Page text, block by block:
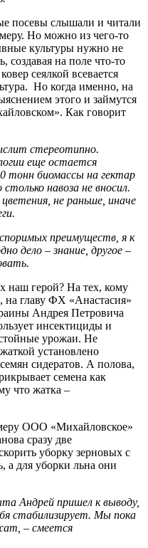
посевы слышали и читали
Но можно из чего-то
культуры нужно не
создавая на поле что-то
сеялкой всевается
Но когда именно, на
этого и займутся
Как говорит
стереотипно.
еще остается
тонн биомассы на гектар
навоза не вносил.
не раньше, иначе
преимуществ, я к
дело – знание, другое –
наш герой? На тех, кому
на главу ФХ «Анастасия»
Андрея Петровича
инсектициды и
урожаи. Не
установлено
сидератов. А полова,
семена как
что жатка –
ООО «Михайловское»
сразу две
уборку зерновых с
а для уборки льна они
Андрей пришел к выводу,
стабилизирует. Мы пока
– смеется